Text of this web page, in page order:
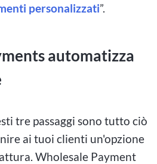
personalizzati”.
automatizza
tre passaggi sono tutto ciò
ai tuoi clienti un'opzione
Wholesale Payment